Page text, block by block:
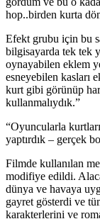
hop..birden kurta
Efekt grubu için bu
bilgisayarda tek tek
oynayabilen eklem
esneyebilen kasları
kurt gibi görünüp
kullanmalıydık.”
“Oyuncularla
yaptırdık – gerçek
Filmde kullanılan
modifiye edildi.
dünya ve havaya
gayret gösterdi ve
karakterlerini ve